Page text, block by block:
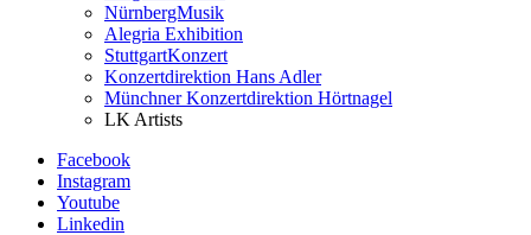
NürnbergMusik
Alegria Exhibition
StuttgartKonzert
Konzertdirektion Hans Adler
Münchner Konzertdirektion Hörtnagel
LK Artists
Facebook
Instagram
Youtube
Linkedin